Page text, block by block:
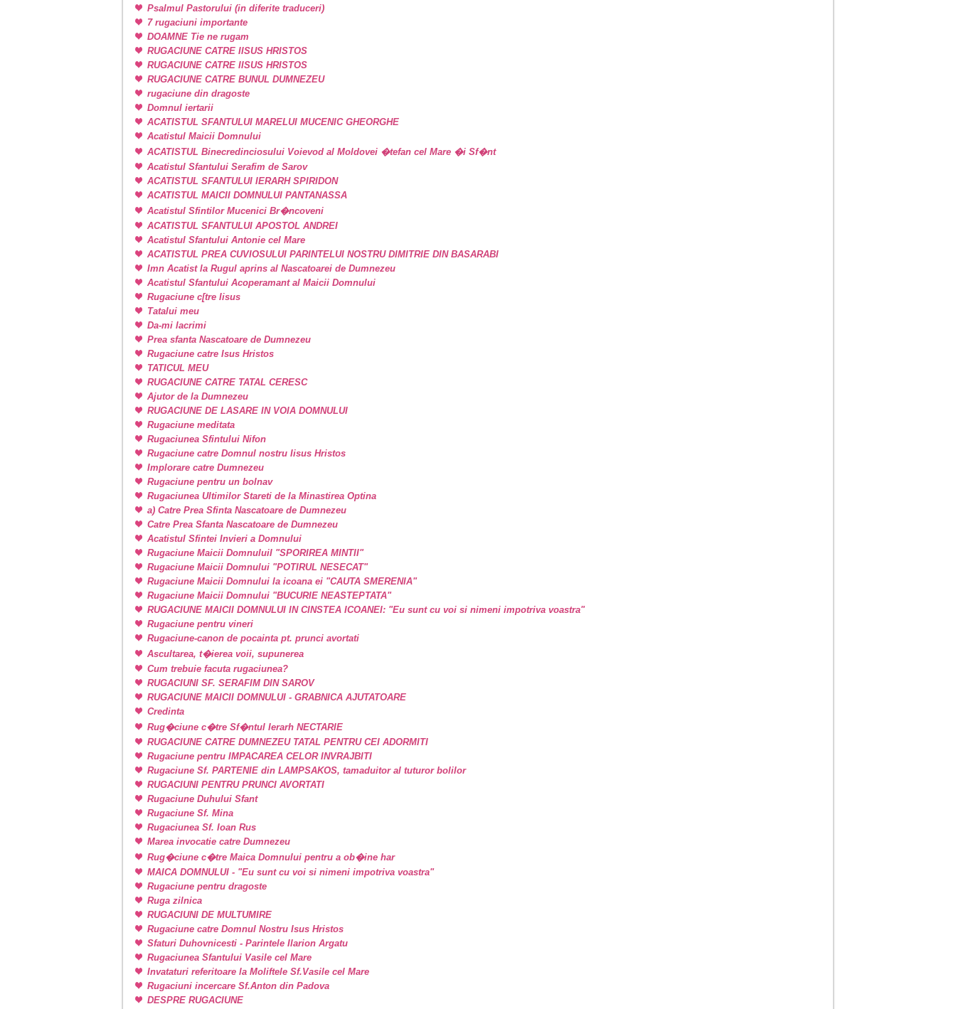
Psalmul Pastorului (in diferite traduceri)
7 rugaciuni importante
DOAMNE Tie ne rugam
RUGACIUNE CATRE IISUS HRISTOS
RUGACIUNE CATRE IISUS HRISTOS
RUGACIUNE CATRE BUNUL DUMNEZEU
rugaciune din dragoste
Domnul iertarii
ACATISTUL SFANTULUI MARELUI MUCENIC GHEORGHE
Acatistul Maicii Domnului
ACATISTUL Binecredinciosului Voievod al Moldovei �tefan cel Mare �i Sf�nt
Acatistul Sfantului Serafim de Sarov
ACATISTUL SFANTULUI IERARH SPIRIDON
ACATISTUL MAICII DOMNULUI PANTANASSA
Acatistul Sfintilor Mucenici Br�ncoveni
ACATISTUL SFANTULUI APOSTOL ANDREI
Acatistul Sfantului Antonie cel Mare
ACATISTUL PREA CUVIOSULUI PARINTELUI NOSTRU DIMITRIE DIN BASARABI
Imn Acatist la Rugul aprins al Nascatoarei de Dumnezeu
Acatistul Sfantului Acoperamant al Maicii Domnului
Rugaciune c[tre Iisus
Tatalui meu
Da-mi lacrimi
Prea sfanta Nascatoare de Dumnezeu
Rugaciune catre Isus Hristos
TATICUL MEU
RUGACIUNE CATRE TATAL CERESC
Ajutor de la Dumnezeu
RUGACIUNE DE LASARE IN VOIA DOMNULUI
Rugaciune meditata
Rugaciunea Sfintului Nifon
Rugaciune catre Domnul nostru Iisus Hristos
Implorare catre Dumnezeu
Rugaciune pentru un bolnav
Rugaciunea Ultimilor Stareti de la Minastirea Optina
a) Catre Prea Sfinta Nascatoare de Dumnezeu
Catre Prea Sfanta Nascatoare de Dumnezeu
Acatistul Sfintei Invieri a Domnului
Rugaciune Maicii DomnuluiI "SPORIREA MINTII"
Rugaciune Maicii Domnului "POTIRUL NESECAT"
Rugaciune Maicii Domnului la icoana ei "CAUTA SMERENIA"
Rugaciune Maicii Domnului "BUCURIE NEASTEPTATA"
RUGACIUNE MAICII DOMNULUI IN CINSTEA ICOANEI: "Eu sunt cu voi si nimeni impotriva voastra"
Rugaciune pentru vineri
Rugaciune-canon de pocainta pt. prunci avortati
Ascultarea, t�ierea voii, supunerea
Cum trebuie facuta rugaciunea?
RUGACIUNI SF. SERAFIM DIN SAROV
RUGACIUNE MAICII DOMNULUI - GRABNICA AJUTATOARE
Credinta
Rug�ciune c�tre Sf�ntul Ierarh NECTARIE
RUGACIUNE CATRE DUMNEZEU TATAL PENTRU CEI ADORMITI
Rugaciune pentru IMPACAREA CELOR INVRAJBITI
Rugaciune Sf. PARTENIE din LAMPSAKOS, tamaduitor al tuturor bolilor
RUGACIUNI PENTRU PRUNCI AVORTATI
Rugaciune Duhului Sfant
Rugaciune Sf. Mina
Rugaciunea Sf. Ioan Rus
Marea invocatie catre Dumnezeu
Rug�ciune c�tre Maica Domnului pentru a ob�ine har
MAICA DOMNULUI - "Eu sunt cu voi si nimeni impotriva voastra"
Rugaciune pentru dragoste
Ruga zilnica
RUGACIUNI DE MULTUMIRE
Rugaciune catre Domnul Nostru Isus Hristos
Sfaturi Duhovnicesti - Parintele Ilarion Argatu
Rugaciunea Sfantului Vasile cel Mare
Invataturi referitoare la Moliftele Sf.Vasile cel Mare
Rugaciuni incercare Sf.Anton din Padova
DESPRE RUGACIUNE